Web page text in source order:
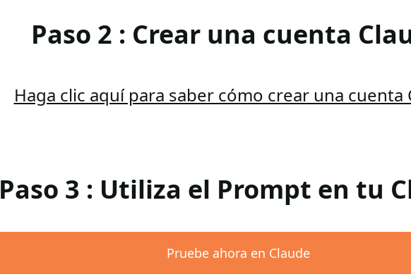
Paso 2 : Crear una cuenta
Haga clic aquí para saber cómo crear una cuenta
Paso 3 : Utiliza el Prompt en tu
Pruebe ahora en Claude